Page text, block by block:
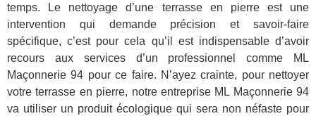
temps. Le nettoyage d’une terrasse en pierre est une
intervention qui demande précision et savoir-faire
spécifique, c’est pour cela qu’il est indispensable d’avoir
recours aux services d’un professionnel comme ML
Maçonnerie 94 pour ce faire. N’ayez crainte, pour nettoyer
votre terrasse en pierre, notre entreprise ML Maçonnerie 94
va utiliser un produit écologique qui sera non néfaste pour